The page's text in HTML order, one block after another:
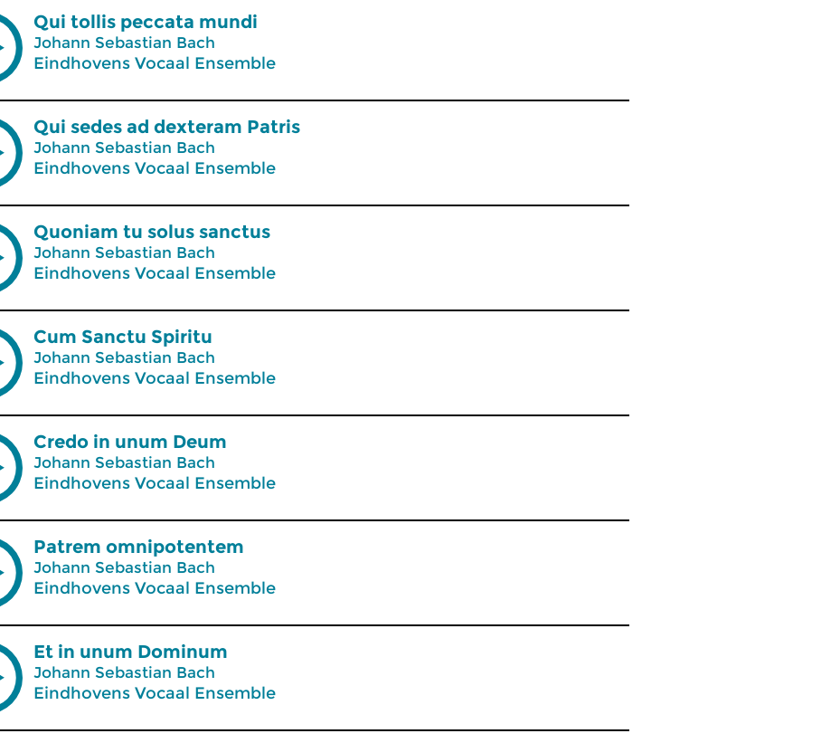
Qui tollis peccata mundi
Johann Sebastian Bach
Eindhovens Vocaal Ensemble
Qui sedes ad dexteram Patris
Johann Sebastian Bach
Eindhovens Vocaal Ensemble
Quoniam tu solus sanctus
Johann Sebastian Bach
Eindhovens Vocaal Ensemble
Cum Sanctu Spiritu
Johann Sebastian Bach
Eindhovens Vocaal Ensemble
Credo in unum Deum
Johann Sebastian Bach
Eindhovens Vocaal Ensemble
Patrem omnipotentem
Johann Sebastian Bach
Eindhovens Vocaal Ensemble
Et in unum Dominum
Johann Sebastian Bach
Eindhovens Vocaal Ensemble